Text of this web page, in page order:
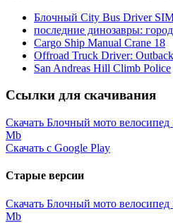
Блочный City Bus Driver
последние динозавры:
Cargo Ship Manual Crane 18
Offroad Truck Driver:
San Andreas Hill Climb Police
Ссылки для скачивания
Скачать Блочный мото велосипед
Mb
Скачать с Google Play
Старые версии
Скачать Блочный мото велосипед
Mb